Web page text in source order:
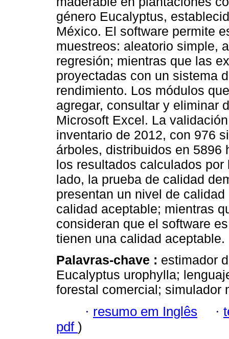
género Eucalyptus,
México. El software permite
muestreos: aleatorio simple,
regresión; mientras que las
proyectadas con un sistema
rendimiento. Los módulos
agregar, consultar y eliminar
Microsoft Excel. La
inventario de 2012, con 976
árboles, distribuidos en 5896
los resultados calculados
lado, la prueba de calidad
presentan un nivel de
calidad aceptable; mientras
consideran que el software
tienen una calidad aceptable.
Palavras-chave : estimador
Eucalyptus urophylla;
forestal comercial; simulador
· resumo em Inglês ·
pdf )